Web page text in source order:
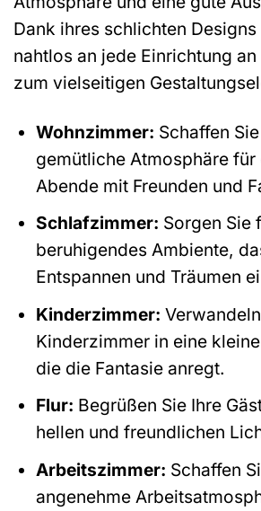
Dank ihres schlichten
nahtlos an jede Einrichtung
zum vielseitigen
Wohnzimmer: Schaffen
gemütliche Atmosphäre für
Abende mit Freunden und
Schlafzimmer: Sorgen Sie
beruhigendes Ambiente,
Entspannen und Träumen
Kinderzimmer:
Kinderzimmer in eine
die die Fantasie anregt.
Flur: Begrüßen Sie Ihre
hellen und freundlichen
Arbeitszimmer: Schaffen
angenehme